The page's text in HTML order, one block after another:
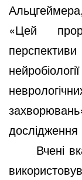
«Цей
перспективи
Вчені